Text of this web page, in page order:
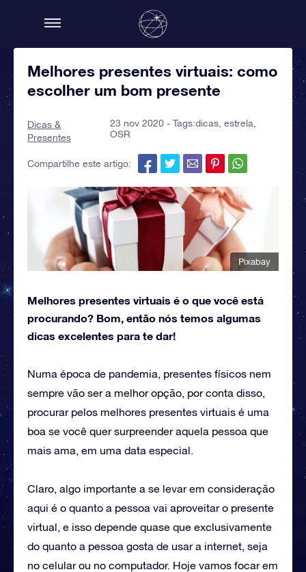
Melhores presentes virtuais: como
escolher um bom presente
Dicas &
Presentes
23 nov 2020 - Tags:dicas ,estrela
OSR
Compartilhe este artigo:
Pixabay
Melhores presentes virtuais é o que você está
procurando? Bom, então nós temos algumas
dicas excelentes para te dar!
Numa época de pandemia, presentes físicos nem
sempre vão ser a melhor opção, por conta disso,
procurar pelos melhores presentes virtuais é uma
boa se você quer surpreender aquela pessoa que
mais ama, em uma data especial.
Claro, algo importante a se levar em consideração
aqui é o quanto a pessoa vai aproveitar o presente
virtual, e isso depende quase que exclusivamente
do quanto a pessoa gosta de usar a internet, seja
no celular ou no computador. Hoje vamos focar em